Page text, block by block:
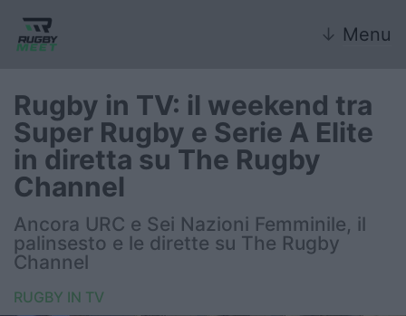
↓ Menu
Nazionale
Nazionali giovanili
Rugby Sevens
FIR
Internazionale
Rugby in TV: il weekend tra
Super Rugby e Serie A Elite
in diretta su The Rugby
Channel
Ancora URC e Sei Nazioni Femminile, il
palinsesto e le dirette su The Rugby
Channel
RUGBY IN TV